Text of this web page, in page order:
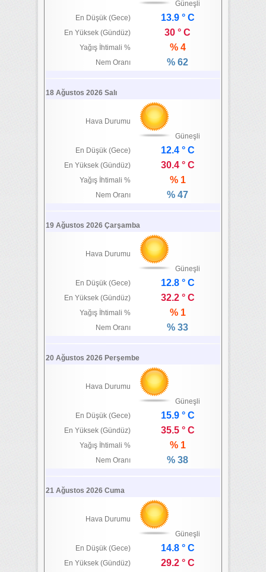
Güneşli
En Düşük (Gece)
13.9 ° C
En Yüksek (Gündüz) 30 ° C
Yağış İhtimali % % 4
Nem Oranı % 62
18 Ağustos 2026 Salı
Hava Durumu
Güneşli
En Düşük (Gece)
12.4 ° C
En Yüksek (Gündüz) 30.4 ° C
Yağış İhtimali % % 1
Nem Oranı % 47
19 Ağustos 2026 Çarşamba
Hava Durumu
Güneşli
En Düşük (Gece)
12.8 ° C
En Yüksek (Gündüz) 32.2 ° C
Yağış İhtimali % % 1
Nem Oranı % 33
20 Ağustos 2026 Perşembe
Hava Durumu
Güneşli
En Düşük (Gece)
15.9 ° C
En Yüksek (Gündüz) 35.5 ° C
Yağış İhtimali % % 1
Nem Oranı % 38
21 Ağustos 2026 Cuma
Hava Durumu
Güneşli
En Düşük (Gece)
14.8 ° C
En Yüksek (Gündüz) 29.2 ° C